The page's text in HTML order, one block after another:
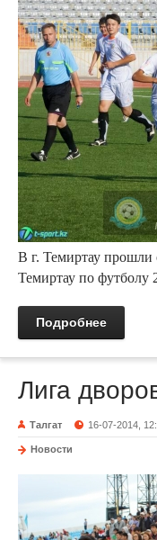
В г. Темиртау прошли
Темиртау по футболу
Подробнее
Лига
Талгат 16-07-2014,
Новости